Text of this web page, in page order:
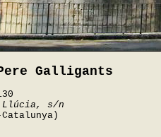
Galligants
Llúcia, s/n